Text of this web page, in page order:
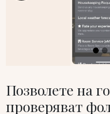
Позволете на
проверяват